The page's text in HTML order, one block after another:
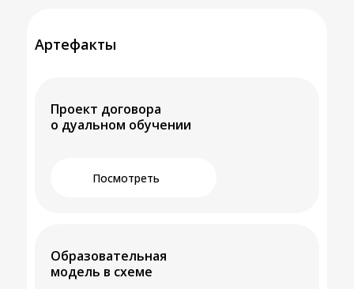
Артефакты
Посмотреть
Проект договора
о дуальном обучении
Образовательная
модель в схеме